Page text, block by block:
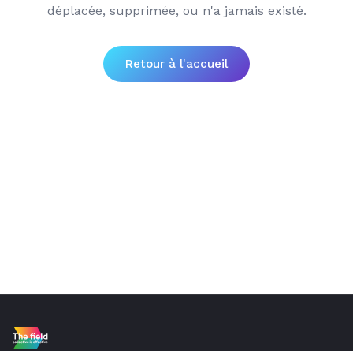
déplacée, supprimée, ou n'a jamais existé.
Retour à l'accueil